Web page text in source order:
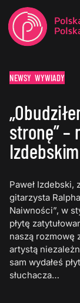
NEWSY WYWIADY
stronę” –
Izdebskim
Paweł
gitarzysta
Naiwności”, w
płytę
naszą rozmowę
artystą
sam wydałeś
słuchacza…